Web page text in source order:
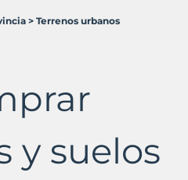
> Terrenos urbanos
y suelos